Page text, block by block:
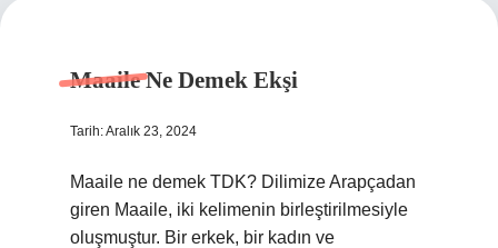
Maaile Ne Demek Ekşi
Tarih: Aralık 23, 2024
Maaile ne demek TDK? Dilimize Arapçadan
giren Maaile, iki kelimenin birleştirilmesiyle
oluşmuştur. Bir erkek, bir kadın ve